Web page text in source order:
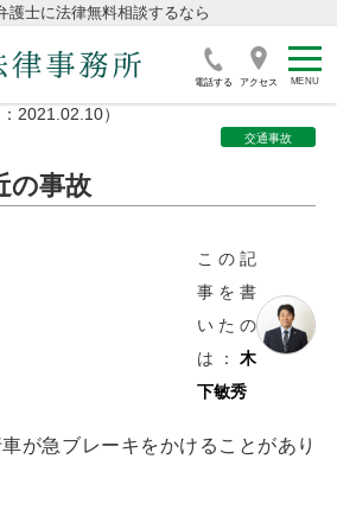
護士に法律無料相談するなら
電話する アクセス
2021.02.10）
交通事故
の事故
この記
事を書
いたの
は：木
下敏秀
が急ブレーキをかけることがあり